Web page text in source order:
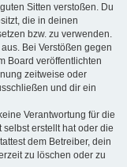
Sitten verstoßen. Du
die in deinen
bzw. zu verwenden.
Bei Verstößen gegen
Board veröffentlichten
zeitweise oder
und dir ein
Verantwortung für die
erstellt hat oder die
dem Betreiber, dein
zu löschen oder zu